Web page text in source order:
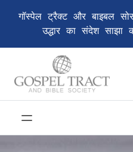
गॉस्पेल ट्रैक्ट और बाइबल
उद्धार का संदेश साझा